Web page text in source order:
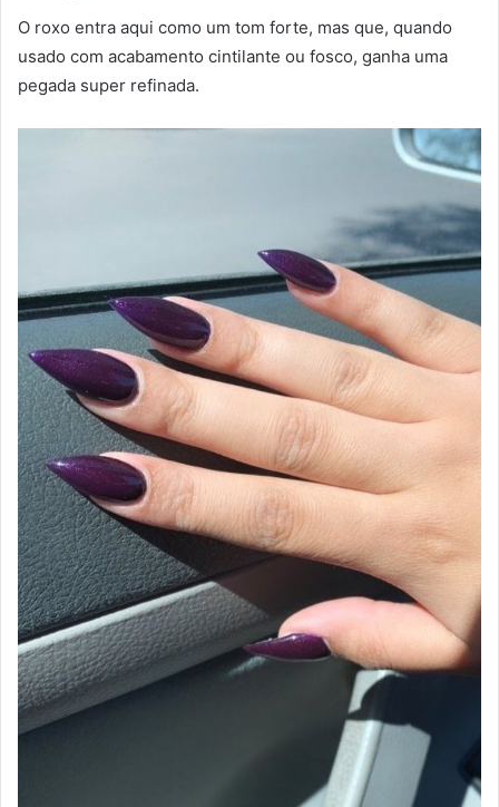
O roxo entra aqui como um tom forte, mas que, quando
usado com acabamento cintilante ou fosco, ganha uma
pegada super refinada.